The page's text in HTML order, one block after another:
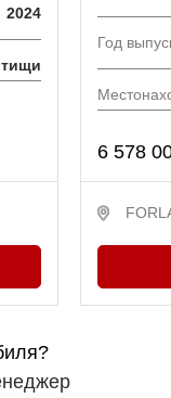
2024
Год
6 578